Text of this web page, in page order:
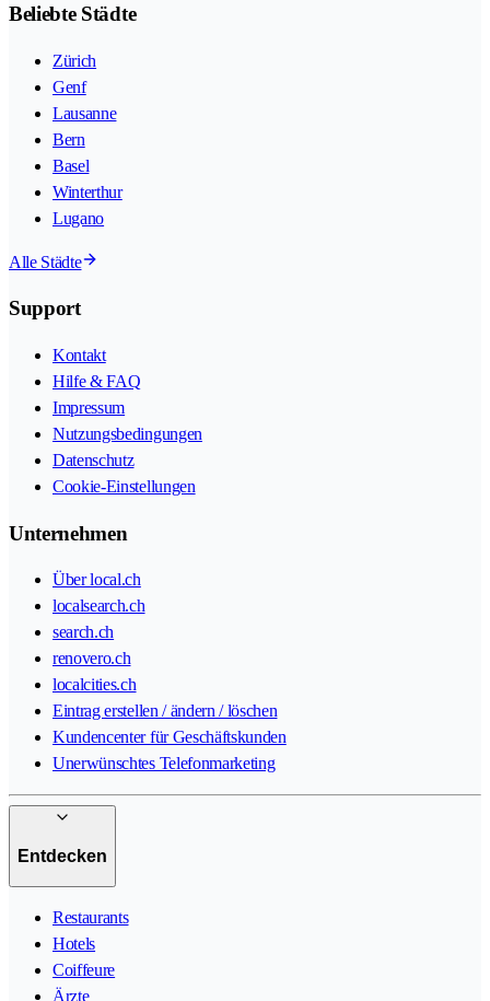
Beliebte Städte
Zürich
Genf
Lausanne
Bern
Basel
Winterthur
Lugano
Alle Städte
Support
Kontakt
Hilfe & FAQ
Impressum
Nutzungsbedingungen
Datenschutz
Cookie-Einstellungen
Unternehmen
Über local.ch
localsearch.ch
search.ch
renovero.ch
localcities.ch
Eintrag erstellen / ändern / löschen
Kundencenter für Geschäftskunden
Unerwünschtes Telefonmarketing
Entdecken
Restaurants
Hotels
Coiffeure
Ärzte